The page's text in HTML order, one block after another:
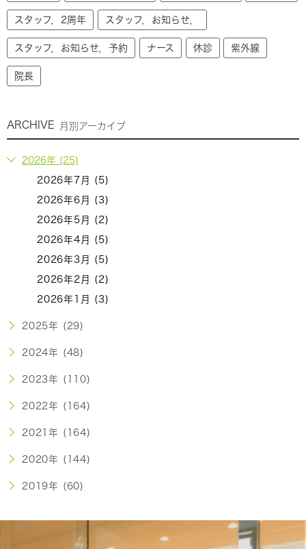
スタッフ，2周年 スタッフ，お知らせ，
スタッフ，お知らせ，予約 ナース 休診 紫外線
院長
ARCHIVE 月別アーカイブ
2026年 (25)
2026年7月 (5)
2026年6月 (3)
2026年5月 (2)
2026年4月 (5)
2026年3月 (5)
2026年2月 (2)
2026年1月 (3)
2025年 (29)
2024年 (48)
2023年 (110)
2022年 (164)
2021年 (164)
2020年 (144)
2019年 (60)